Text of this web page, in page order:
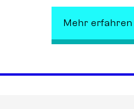
Mehr erfahren